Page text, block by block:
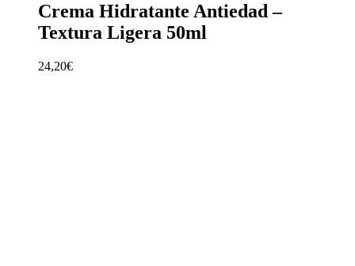
Crema Hidratante Antiedad –
Textura Ligera 50ml
24,20€